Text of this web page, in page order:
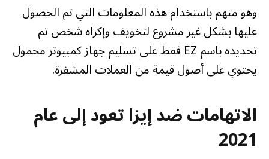
وهو متهم باستخدام هذه المعلومات التي تم الحصول
عليها بشكل غير مشروع لتخويف وإكراه شخص تم
تحديده باسم EZ فقط على تسليم جهاز كمبيوتر محمول
يحتوي على أصول قيمة من العملات المشفرة.
الاتهامات ضد إيزا تعود إلى عام
2021